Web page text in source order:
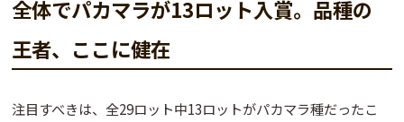
全体でパカマラが13ロット入賞。品種の
王者、ここに健在
注目すべきは、 全29ロット中13ロットがパカマラ種だったこ